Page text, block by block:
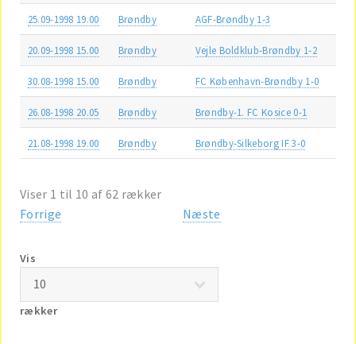
25.09-1998 19.00 Brøndby AGF-Brøndby 1-3
20.09-1998 15.00 Brøndby Vejle Boldklub-Brøndby 1-2
30.08-1998 15.00 Brøndby FC København-Brøndby 1-0
26.08-1998 20.05 Brøndby Brøndby-1. FC Kosice 0-1
21.08-1998 19.00 Brøndby Brøndby-Silkeborg IF 3-0
Viser 1 til 10 af 62 rækker
Forrige
Næste
Vis
rækker